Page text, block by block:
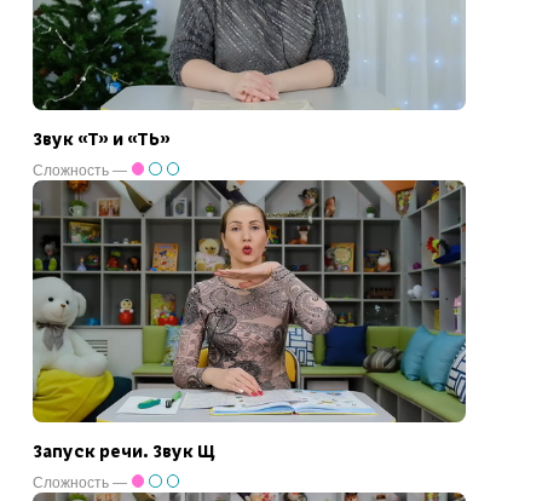
Звук «Т» и «ТЬ»
Сложность —
Запуск речи. Звук Щ
Сложность —